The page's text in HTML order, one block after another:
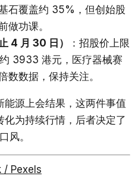
石覆盖约 35%，但创始股
做功课。
4 月 30 日）
：招股价上限
3933 港元，医疗器械赛
数数据，保持关注。
源上会结果，这两件事值
为持续行情，后者决定了
风。
/ Pexels